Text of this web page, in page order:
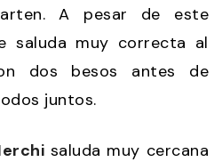
A pesar de este
saluda muy correcta al
dos besos antes de
juntos.
saluda muy cercana